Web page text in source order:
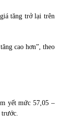
tăng trở lại trên
cao hơn”, theo
yết mức 57,05 –